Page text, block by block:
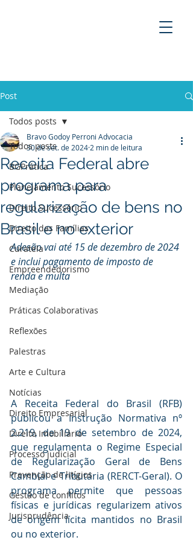
Post
Todos posts
BGPrática
Planejamento Sucessório
Direito Sucessório
Direito das Famílias
Curatela
Empreendedorismo
Mediaçāo
Práticas Colaborativas
Reflexões
Palestras
Arte e Cultura
Notícias
Direito Empresarial
Direito Imobiliário
Processo judicial
Prevenção de litígios
Gestāo de conflitos
Jurisprudência
Todos posts
Receita Federal abre
programa para
regularização de bens no
Brasil e no exterior
Bravo Godoy Perroni Advocacia
30 de set. de 2024 2 min de leitura
Adesão vai até 15 de dezembro de 2024
e inclui pagamento de imposto de
renda e multa
A Receita Federal do Brasil (RFB)
publicou a Instrução Normativa nº
2.219, de 19 de setembro de 2024,
que regulamenta o Regime Especial
de Regularização Geral de Bens
Cambial e Tributária (RERCT-Geral). O
programa permite que pessoas
físicas e jurídicas regularizem ativos
de origem lícita mantidos no Brasil
ou no exterior.